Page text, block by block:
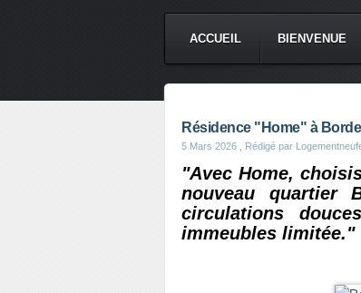
ACCUEIL BIENVENUE
Résidence "Home" à
5 Mars 2026 , Rédigé par
"Avec Home,
nouveau quartier
circulations
immeubles limitée."